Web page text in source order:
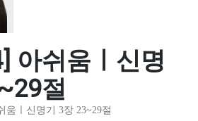
아쉬움ㅣ신명
절
움ㅣ신명기 3장 23~29절